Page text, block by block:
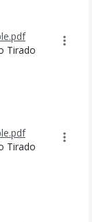
Tirado
Tirado